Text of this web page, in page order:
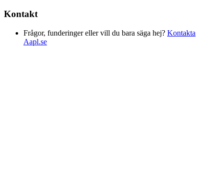
Kontakt
Frågor, funderinger eller vill du bara säga hej? Kontakta
Aapl.se